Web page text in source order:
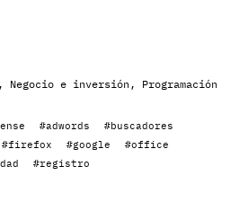
, Negocio e inversión, Programación
#adwords
#buscadores
#firefox #google
#office
#registro